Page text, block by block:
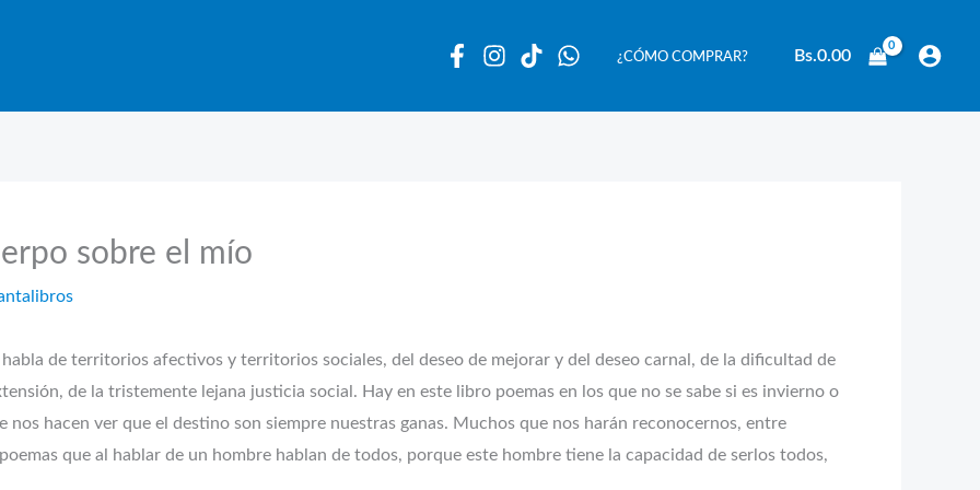
¿CÓMO COMPRAR? Bs.0.00
sobre el mío
de territorios afectivos y territorios sociales, del deseo de mejorar y del deseo carnal, de la dificultad de
de la tristemente lejana justicia social. Hay en este libro poemas en los que no se sabe si es invierno o
nos hacen ver que el destino son siempre nuestras ganas. Muchos que nos harán reconocernos, entre
que al hablar de un hombre hablan de todos, porque este hombre tiene la capacidad de serlos todos,